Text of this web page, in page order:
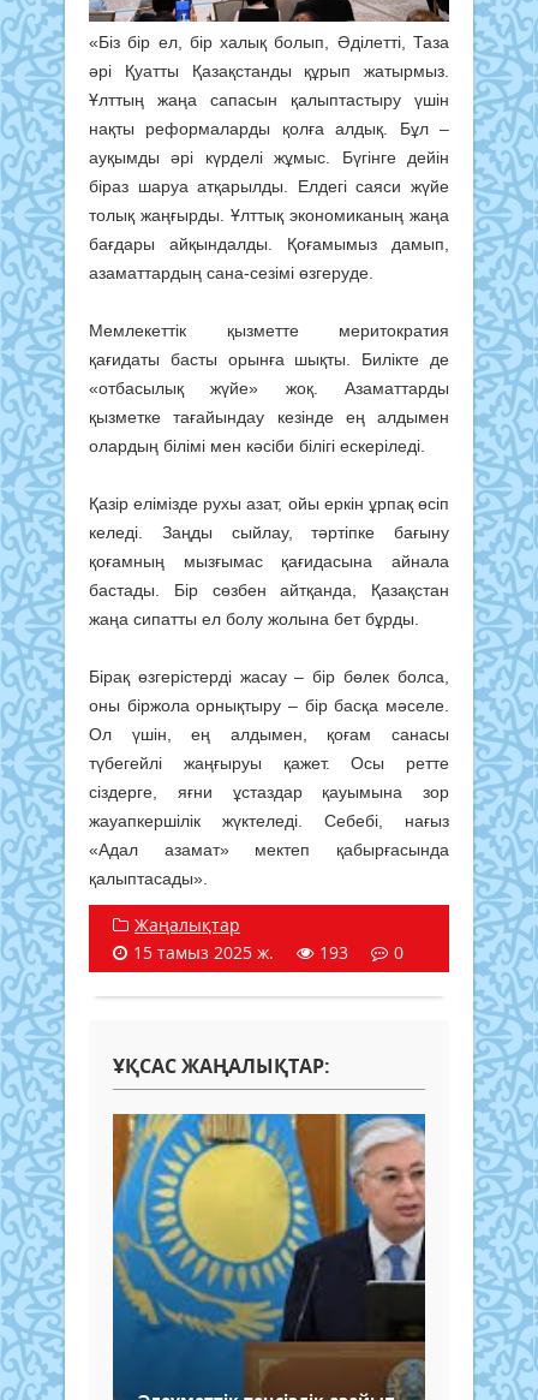
«Біз бір ел, бір халық болып, Әділетті, Таза
әрі Қуатты Қазақстанды құрып жатырмыз.
Ұлттың жаңа сапасын қалыптастыру үшін
нақты реформаларды қолға алдық. Бұл –
ауқымды әрі күрделі жұмыс. Бүгінге дейін
біраз шаруа атқарылды. Елдегі саяси жүйе
толық жаңғырды. Ұлттық экономиканың жаңа
бағдары айқындалды. Қоғамымыз дамып,
азаматтардың сана-сезімі өзгеруде.
Мемлекеттік қызметте меритократия
қағидаты басты орынға шықты. Билікте де
«отбасылық жүйе» жоқ. Азаматтарды
қызметке тағайындау кезінде ең алдымен
олардың білімі мен кәсіби білігі ескеріледі.
Қазір елімізде рухы азат, ойы еркін ұрпақ өсіп
келеді. Заңды сыйлау, тәртіпке бағыну
қоғамның мызғымас қағидасына айнала
бастады. Бір сөзбен айтқанда, Қазақстан
жаңа сипатты ел болу жолына бет бұрды.
Бірақ өзгерістерді жасау – бір бөлек болса,
оны біржола орнықтыру – бір басқа мәселе.
Ол үшін, ең алдымен, қоғам санасы
түбегейлі жаңғыруы қажет. Осы ретте
сіздерге, яғни ұстаздар қауымына зор
жауапкершілік жүктеледі. Себебі, нағыз
«Адал азамат» мектеп қабырғасында
қалыптасады».
Жаңалықтар
15 тамыз 2025 ж.
193 0
ҰҚСАС ЖАҢАЛЫҚТАР: